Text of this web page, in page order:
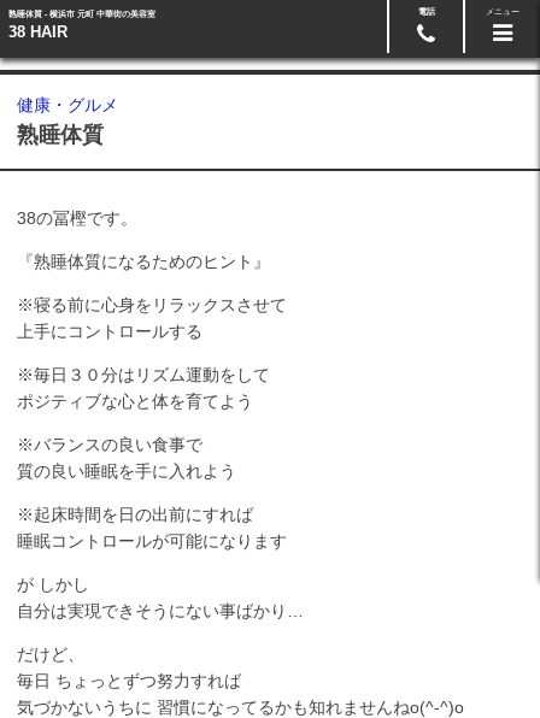
熟睡体質 - 横浜市 元町 中華街の美容室
38 HAIR
電話 メニュー
健康・グルメ
熟睡体質
38の冨樫です。
『熟睡体質になるためのヒント』
※寝る前に心身をリラックスさせて
上手にコントロールする
※毎日３０分はリズム運動をして
ポジティブな心と体を育てよう
※バランスの良い食事で
質の良い睡眠を手に入れよう
※起床時間を日の出前にすれば
睡眠コントロールが可能になります
が しかし
自分は実現できそうにない事ばかり…
だけど、
毎日 ちょっとずつ努力すれば
気づかないうちに 習慣になってるかも知れませんねo(^-^)o
045-662-3808